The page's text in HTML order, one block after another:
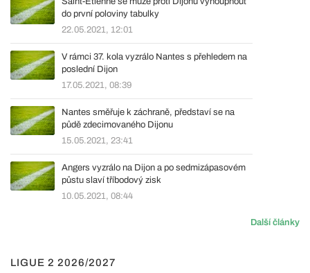
do první poloviny tabulky
22.05.2021, 12:01
V rámci 37. kola vyzrálo Nantes s přehledem na
poslední Dijon
17.05.2021, 08:39
Nantes směřuje k záchraně, představí se na
půdě zdecimovaného Dijonu
15.05.2021, 23:41
Angers vyzrálo na Dijon a po sedmizápasovém
půstu slaví tříbodový zisk
10.05.2021, 08:44
Další články
LIGUE 2 2026/2027